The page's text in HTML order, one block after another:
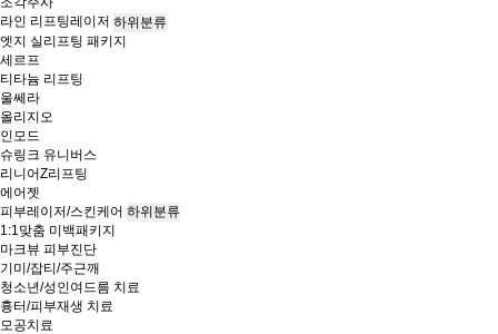
라인 리프팅레이저 하위분류
엣지 실리프팅 패키지
세르프
티타늄 리프팅
울쎄라
올리지오
인모드
슈링크 유니버스
리니어Z리프팅
에어젯
피부레이저/스킨케어 하위분류
1:1맞춤 미백패키지
마크뷰 피부진단
기미/잡티/주근깨
청소년/성인여드름 치료
흉터/피부재생 치료
모공치료